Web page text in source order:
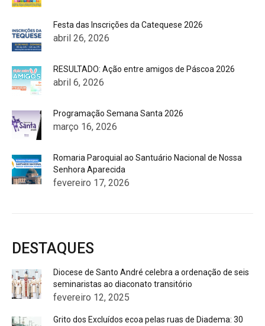
Festa das Inscrições da Catequese 2026
abril 26, 2026
RESULTADO: Ação entre amigos de Páscoa 2026
abril 6, 2026
Programação Semana Santa 2026
março 16, 2026
Romaria Paroquial ao Santuário Nacional de Nossa
Senhora Aparecida
fevereiro 17, 2026
DESTAQUES
Diocese de Santo André celebra a ordenação de seis
seminaristas ao diaconato transitório
fevereiro 12, 2025
Grito dos Excluídos ecoa pelas ruas de Diadema: 30